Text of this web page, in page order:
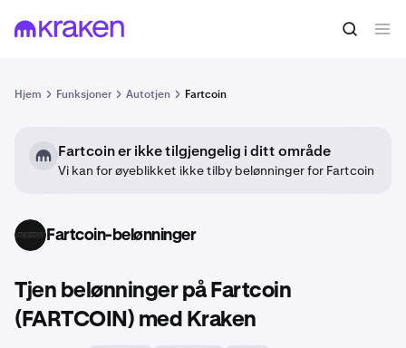
Hjem Funksjoner Autotjen Fartcoin
Fartcoin er ikke tilgjengelig i ditt område
Vi kan for øyeblikket ikke tilby belønninger for Fartcoin
FARTCOIN Fartcoin-belønninger
Tjen belønninger på Fartcoin
(FARTCOIN) med Kraken